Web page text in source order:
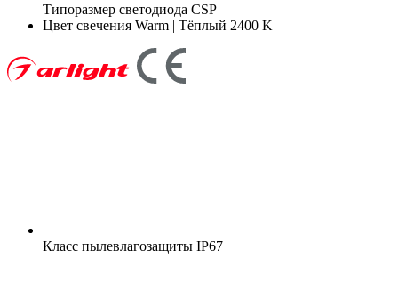
Типоразмер светодиода CSP
Цвет свечения Warm | Тёплый 2400 K
Класс пылевлагозащиты IP67